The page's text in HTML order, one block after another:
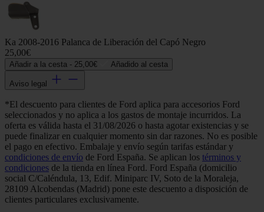
Ka 2008-2016 Palanca de Liberación del Capó Negro
25,00€
Añadir a la cesta - 25,00€ Añadido al cesta
Aviso legal
*El descuento para clientes de Ford aplica para accesorios Ford
seleccionados y no aplica a los gastos de montaje incurridos. La
oferta es válida hasta el 31/08/2026 o hasta agotar existencias y se
puede finalizar en cualquier momento sin dar razones. No es posible
el pago en efectivo. Embalaje y envío según tarifas estándar y
condiciones de envío de Ford España. Se aplican los términos y
condiciones de la tienda en línea Ford. Ford España (domicilio
social C/Caléndula, 13, Edif. Miniparc IV, Soto de la Moraleja,
28109 Alcobendas (Madrid) pone este descuento a disposición de
clientes particulares exclusivamente.